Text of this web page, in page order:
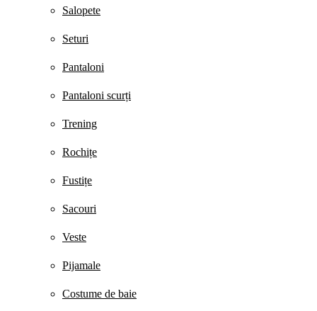
Salopete
Seturi
Pantaloni
Pantaloni scurți
Trening
Rochițe
Fustițe
Sacouri
Veste
Pijamale
Costume de baie